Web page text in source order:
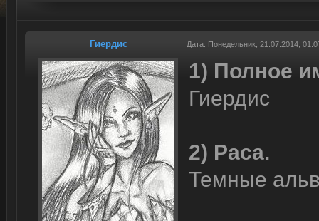
Гиердис Дата: Понедельник, 21.07.2014,
1) Полное
Гиердис
2) Раса.
Темные